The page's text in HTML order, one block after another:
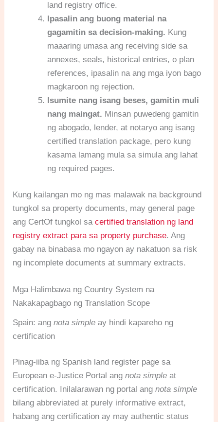
land registry office.
Ipasalin ang buong material na
gagamitin sa decision-making. Kung
maaaring umasa ang receiving side sa
annexes, seals, historical entries, o plan
references, ipasalin na ang mga iyon bago
magkaroon ng rejection.
Isumite nang isang beses, gamitin muli
nang maingat. Minsan puwedeng gamitin
ng abogado, lender, at notaryo ang isang
certified translation package, pero kung
kasama lamang mula sa simula ang lahat
ng required pages.
Kung kailangan mo ng mas malawak na background
tungkol sa property documents, may general page
ang CertOf tungkol sacertified translation ng land
registry extract para sa property purchase. Ang
gabay na binabasa mo ngayon ay nakatuon sa risk
ng incomplete documents at summary extracts.
Mga Halimbawa ng Country System na
Nakakapagbago ng Translation Scope
Spain: angnota simple ay hindi kapareho ng
certification
Pinag-iiba ng Spanish land register page sa
European e-Justice Portal angnota simple at
certification. Inilalarawan ng portal angnota simple
bilang abbreviated at purely informative extract,
habang ang certification ay may authentic status